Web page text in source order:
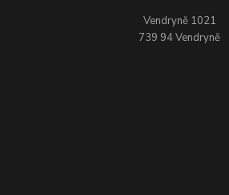
Vendryně 1021
739 94 Vendryně